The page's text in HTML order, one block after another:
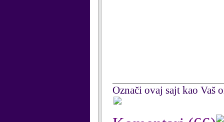
Označi ovaj sajt kao Vaš